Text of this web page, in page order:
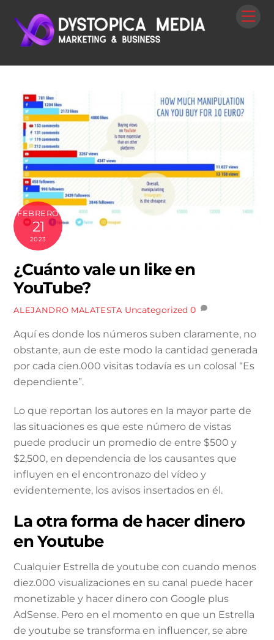
content
FEBRERO
21
2023
¿Cuánto vale un like en
YouTube?
ALEJANDRO MALATESTA Uncategorized 0
Aquí es donde los números suben claramente, no
obstante, aun de este modo la cantidad generada
por cada cien.000 visitas todavía es un colosal “Es
dependiente”.
Lo que reportan los autores en la mayor parte de
las situaciones es que este número de vistas
puede producir un promedio de entre $500 y
$2,500, en dependencia de los causantes que
influyen en el encontronazo del vídeo y
evidentemente, los avisos insertados en él.
La otra forma de hacer dinero
en Youtube
Cualquier Estrella de youtube con cuando menos
diez.000 visualizaciones en su canal puede hacer
monetizable y hacer dinero con Google plus
AdSense. Pero en el momento en que un Estrella
de youtube se transforma en influencer, se abre